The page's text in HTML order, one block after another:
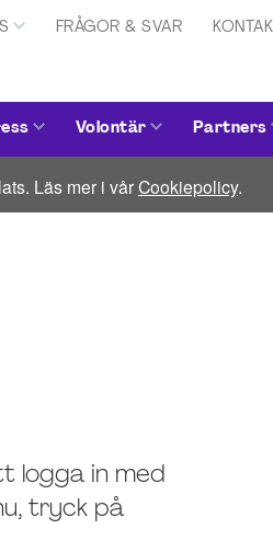
FRÅGOR & SVAR
Volontär Partners
Läs mer i vårCookiepolicy.
logga in med
tryck på